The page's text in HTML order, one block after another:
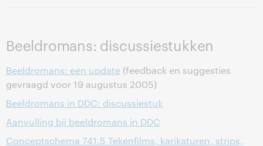
Beeldromans: discussiestukken
Beeldromans: een update (feedback en suggesties
gevraagd voor 19 augustus 2005)
Beeldromans in DDC: discussiestuk
Aanvulling bij beeldromans in DDC
Conceptschema 741.5 Tekenfilms, karikaturen, strips,